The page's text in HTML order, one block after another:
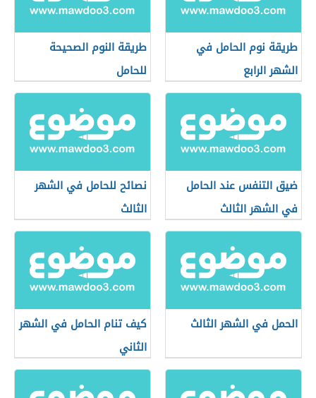
طريقة نوم الحامل في
الشهر الرابع
طريقة النوم الصحيحة
للحامل
ضيق التنفس عند الحامل
في الشهر الثالث
نصائح للحامل في الشهر
الثالث
الحمل في الشهر الثالث
كيف تنام الحامل في الشهر
الثاني